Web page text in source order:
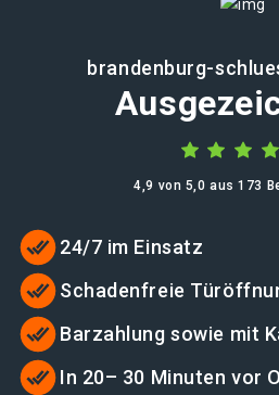
brandenburg-
4,9 von 5,0 aus 173
24/7 im Einsatz
Schadenfreie
Barzahlung sowie mit
In 20– 30 Minuten vor